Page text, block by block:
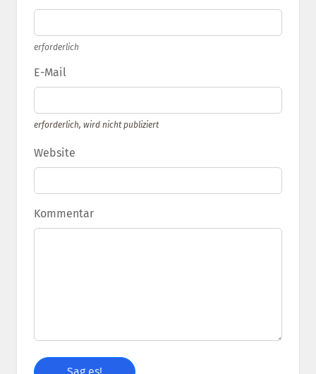
erforderlich
E-Mail
erforderlich, wird nicht publiziert
Website
Kommentar